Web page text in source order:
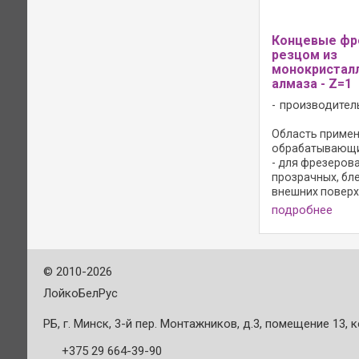
Концевые
резцом из
алмаза - Z=1
Область
- для
прозрачных,
внешних
оргстекле;
торцевой
торцевой
зона заточки
подробнее
© 2010-2026
ЛойкоБелРус
РБ, г. Минск, 3-й пер. Монтажников, д.3, помещение 13,
+375 29 664-39-90